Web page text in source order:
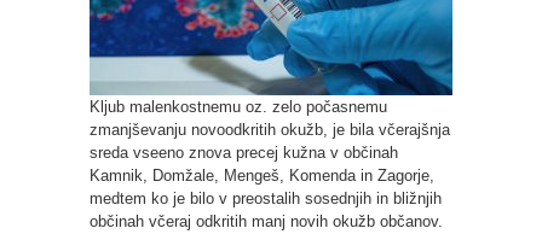
Kljub malenkostnemu oz. zelo počasnemu
zmanjševanju novoodkritih okužb, je bila včerajšnja
sreda vseeno znova precej kužna v občinah
Kamnik, Domžale, Mengeš, Komenda in Zagorje,
medtem ko je bilo v preostalih sosednjih in bližnjih
občinah včeraj odkritih manj novih okužb občanov.